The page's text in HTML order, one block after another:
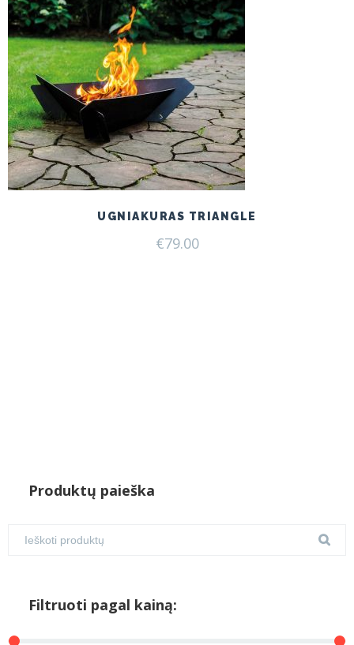
UGNIAKURAS TRIANGLE
€79.00
Produktų paieška
Filtruoti pagal kainą: